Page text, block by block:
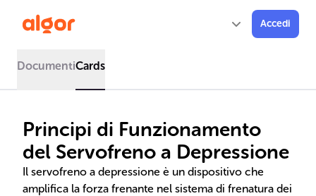
Accedi
DocumentiCards
Principi di Funzionamento
del Servofreno a Depressione
Il servofreno a depressione è un dispositivo che
amplifica la forza frenante nel sistema di frenatura dei